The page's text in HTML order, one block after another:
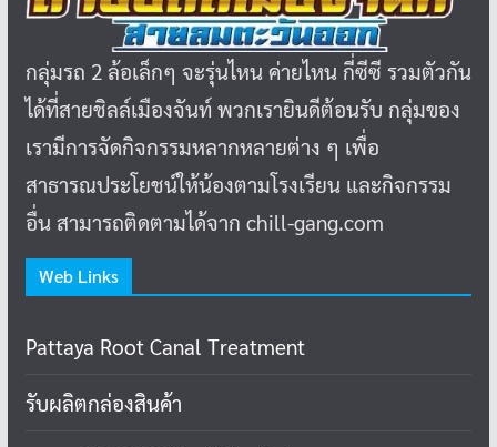
กลุ่มรถ 2 ล้อเล็กๆ จะรุ่นไหน ค่ายไหน กี่ซีซี รวมตัวกัน
ได้ที่สายชิลล์เมืองจันท์ พวกเรายินดีต้อนรับ กลุ่มของ
เรามีการจัดกิจกรรมหลากหลายต่าง ๆ เพื่อ
สาธารณประโยชน์ให้น้องตามโรงเรียน และกิจกรรม
อื่น สามารถติดตามได้จาก chill-gang.com
Web Links
Pattaya Root Canal Treatment
รับผลิตกล่องสินค้า